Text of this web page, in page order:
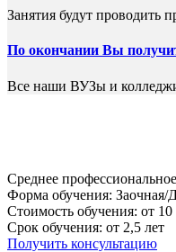
Занятия будут проводить
По окончании Вы
Все наши ВУЗы и
Среднее
Форма обучения: Заочная/
Стоимость обучения: от 10
Срок обучения: от 2,5 лет
Получить консультацию